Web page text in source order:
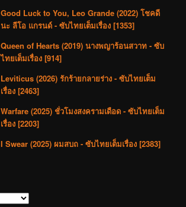
Good Luck to You, Leo Grande (2022) โชคดี
นะ ลีโอ แกรนด์ - ซับไทยเต็มเรื่อง [1353]
Queen of Hearts (2019) นางพญาร้อนสวาท - ซับ
ไทยเต็มเรื่อง [914]
Leviticus (2026) รักร้ายกลายร่าง - ซับไทยเต็ม
เรื่อง [2463]
Warfare (2025) ชั่วโมงสงครามเดือด - ซับไทยเต็ม
เรื่อง [2203]
I Swear (2025) ผมสบถ - ซับไทยเต็มเรื่อง [2383]